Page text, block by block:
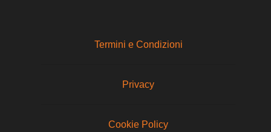
Termini e Condizioni
Privacy
Cookie Policy